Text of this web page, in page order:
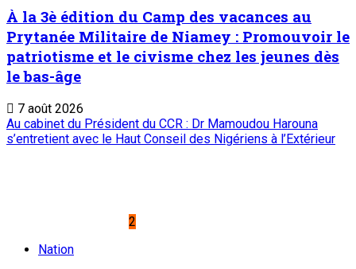
À la 3è édition du Camp des vacances au
Prytanée Militaire de Niamey : Promouvoir le
patriotisme et le civisme chez les jeunes dès
le bas-âge
7 août 2026
Au cabinet du Président du CCR : Dr Mamoudou Harouna
s’entretient avec le Haut Conseil des Nigériens à l’Extérieur
2
Nation